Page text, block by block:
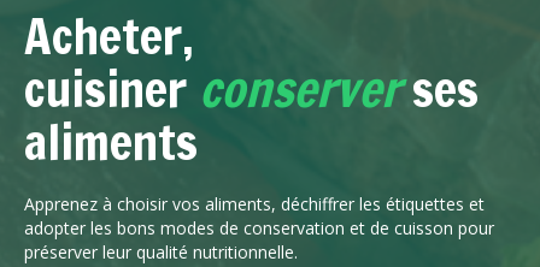
Acheter,
cuisiner conserverses
aliments
Apprenez à choisir vos aliments, déchiffrer les étiquettes et
adopter les bons modes de conservation et de cuisson pour
préserver leur qualité nutritionnelle.